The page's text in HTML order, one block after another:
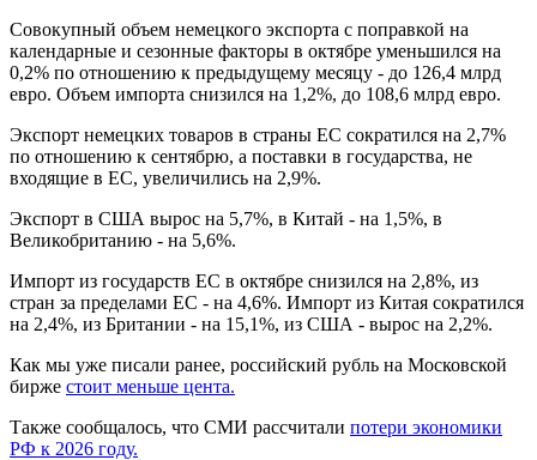
Совокупный объем немецкого экспорта с поправкой на
календарные и сезонные факторы в октябре уменьшился на
0,2% по отношению к предыдущему месяцу - до 126,4 млрд
евро. Объем импорта снизился на 1,2%, до 108,6 млрд евро.
Экспорт немецких товаров в страны ЕС сократился на 2,7%
по отношению к сентябрю, а поставки в государства, не
входящие в ЕС, увеличились на 2,9%.
Экспорт в США вырос на 5,7%, в Китай - на 1,5%, в
Великобританию - на 5,6%.
Импорт из государств ЕС в октябре снизился на 2,8%, из
стран за пределами ЕС - на 4,6%. Импорт из Китая сократился
на 2,4%, из Британии - на 15,1%, из США - вырос на 2,2%.
Как мы уже писали ранее, российский рубль на Московской
бирже стоит меньше цента.
Также сообщалось, что СМИ рассчитали потери экономики
РФ к 2026 году.